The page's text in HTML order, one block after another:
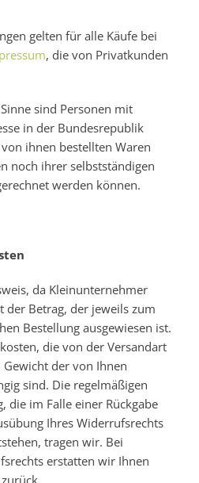
gelten für alle Käufe bei
, die von Privatkunden
sind Personen mit
in der Bundesrepublik
ihnen bestellten Waren
noch ihrer selbstständigen
werden können.
da Kleinunternehmer
der Betrag, der jeweils zum
Bestellung ausgewiesen ist.
die von der Versandart
der von Ihnen
sind. Die regelmäßigen
die im Falle einer Rückgabe
Ihres Widerrufsrechts
tragen wir. Bei
erstatten wir Ihnen